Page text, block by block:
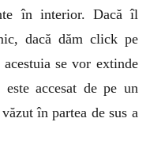
în interior. Dacă îl
dacă dăm click pe
se vor extinde
accesat de pe un
în partea de sus a